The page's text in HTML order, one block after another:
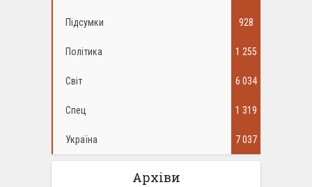
Підсумки 928
Політика 1 255
Світ 6 034
Спец 1 319
Україна 7 037
Архіви